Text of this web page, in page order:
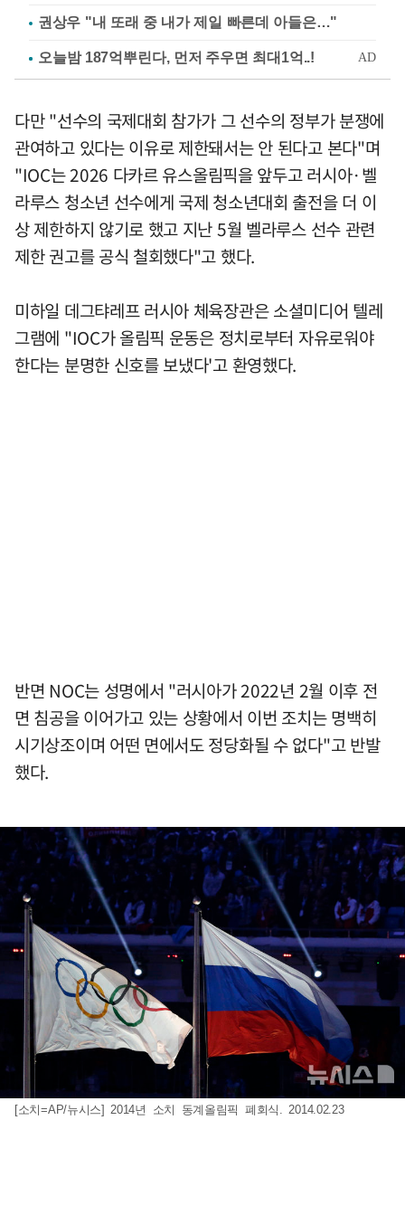
권상우 "내 또래 중 내가 제일 빠른데 아들은…"
다만 "선수의 국제대회 참가가 그 선수의 정부가 분쟁에
관여하고 있다는 이유로 제한돼서는 안 된다고 본다"며
"IOC는 2026 다카르 유스올림픽을 앞두고 러시아·벨
라루스 청소년 선수에게 국제 청소년대회 출전을 더 이
상 제한하지 않기로 했고 지난 5월 벨라루스 선수 관련
제한 권고를 공식 철회했다"고 했다.
미하일 데그탸레프 러시아 체육장관은 소셜미디어 텔레
그램에 "IOC가 올림픽 운동은 정치로부터 자유로워야
한다는 분명한 신호를 보냈다'고 환영했다.
반면 NOC는 성명에서 "러시아가 2022년 2월 이후 전
면 침공을 이어가고 있는 상황에서 이번 조치는 명백히
시기상조이며 어떤 면에서도 정당화될 수 없다"고 반발
했다.
[소치=AP/뉴시스] 2014년 소치 동계올림픽 폐회식. 2014.02.23